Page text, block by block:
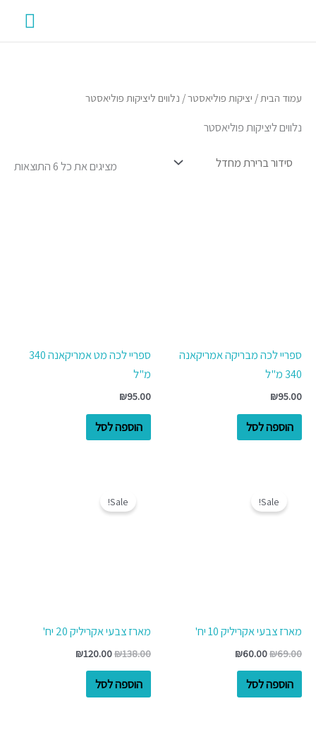
עמוד הבית/ יציקות פוליאסטר/ נלווים ליציקות פוליאסטר
נלווים ליציקות פוליאסטר
מציגים את כל ⁦6⁩ התוצאות
ספריי לכה מבריקה אמריקאנה
340 מ"ל
₪95.00
הוספה לסל
ספריי לכה מט אמריקאנה 340
מ"ל
₪95.00
הוספה לסל
Sale!
מארז צבעי אקריליק 10 יח'
₪69.00
היה:
₪60.00
הוספה לסל
Sale!
מארז צבעי אקריליק 20 יח'
₪138.00
היה:
₪120.00
הוספה לסל